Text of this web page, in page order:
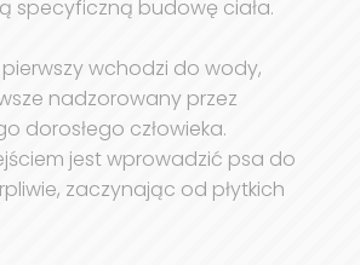
specyficzną budowę ciała.
pierwszy wchodzi do wody,
nadzorowany przez
dorosłego człowieka.
jest wprowadzić psa do
zaczynając od płytkich